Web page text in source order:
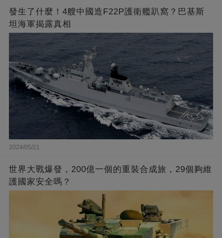
發生了什麼！4艘中國造F22P護衛艦趴窩？巴基斯
坦海軍揭露真相
2024/05/21
世界大戰爆發，200億一個的重裝合成旅，29個夠維
護國家安全嗎？